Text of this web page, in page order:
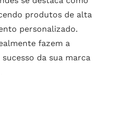
produtos de alta
personalizado.
fazem a
da sua marca